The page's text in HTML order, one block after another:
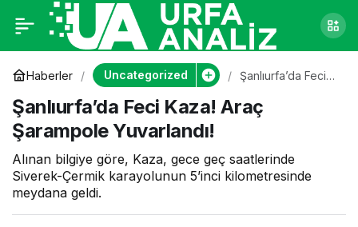
Haberler Uncategorized
Şanlıurfa’da Feci
Şarampole
Yuvarlandı!
Şanlıurfa’da Feci Kaza! Araç
Şarampole Yuvarlandı!
Alınan bilgiye göre, Kaza, gece geç saatlerinde
Siverek-Çermik karayolunun 5’inci kilometresinde
meydana geldi.
Şanlıurfa’da Feci
Kaza! Araç
Şarampole
Yuvarlandı!
0